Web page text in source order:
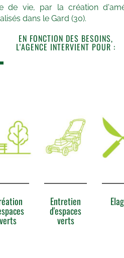
de vie, par la création
dans le Gard (30).
EN FONCTION DES BESOINS,
L'AGENCE INTERVIENT POUR :
verts
Entretien
d'espaces
verts
Débroussaillage dans le